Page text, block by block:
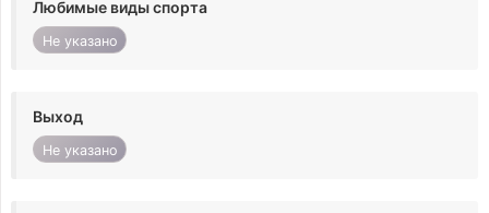
Любимые виды спорта
Не указано
Выход
Не указано